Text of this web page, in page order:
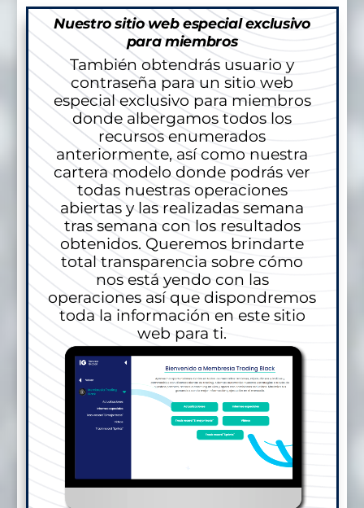
Nuestro sitio web especial exclusivo
para miembros
También obtendrás usuario y
contraseña para un sitio web
especial exclusivo para miembros
donde albergamos todos los
recursos enumerados
anteriormente, así como nuestra
cartera modelo donde podrás ver
todas nuestras operaciones
abiertas y las realizadas semana
tras semana con los resultados
obtenidos. Queremos brindarte
total transparencia sobre cómo
nos está yendo con las
operaciones así que dispondremos
toda la información en este sitio
web para ti.